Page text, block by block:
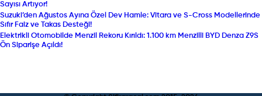
Sayısı Artıyor!
Suzuki’den Ağustos Ayına Özel Dev Hamle: Vitara ve S-Cross Modellerinde
Sıfır Faiz ve Takas Desteği!
Elektrikli Otomobilde Menzil Rekoru Kırıldı: 1.100 km Menzilli BYD Denza Z9S
Ön Siparişe Açıldı!